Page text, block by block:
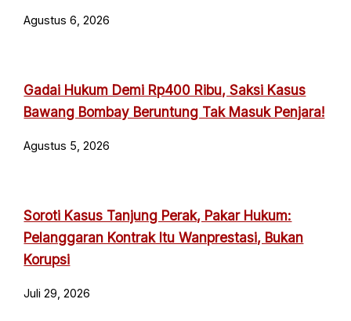
Agustus 6, 2026
Gadai Hukum Demi Rp400 Ribu, Saksi Kasus
Bawang Bombay Beruntung Tak Masuk Penjara!
Agustus 5, 2026
Soroti Kasus Tanjung Perak, Pakar Hukum:
Pelanggaran Kontrak Itu Wanprestasi, Bukan
Korupsi
Juli 29, 2026